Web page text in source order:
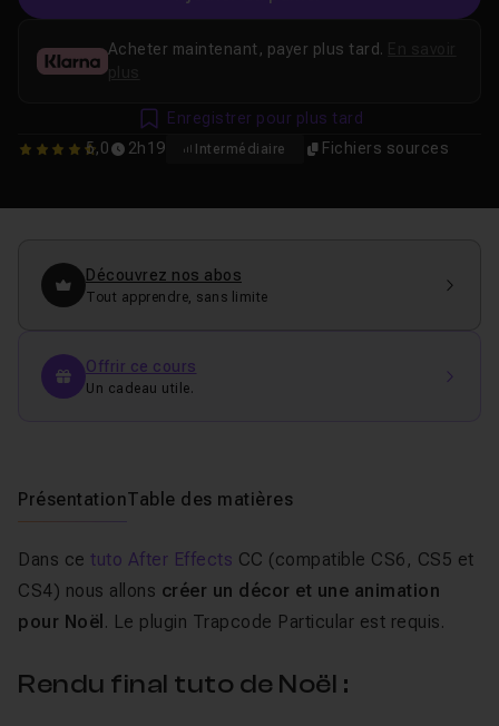
4.952380952381
5,0 2h19 Intermédiaire Fichiers sources
Acheter maintenant, payer plus tard.
plus
Enregistrer pour plus tard
Découvrez nos abos
Tout apprendre, sans limite
Offrir ce cours
Un cadeau utile.
PrésentationTable des matières
Dans ce tuto After Effects CC (compatible CS6, CS5 et
CS4) nous allons créer un décor et une animation
pour Noël . Le plugin Trapcode Particular est requis.
Rendu final tuto de Noël :